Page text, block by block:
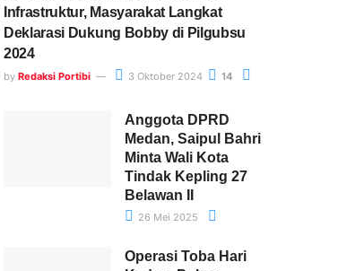
Infrastruktur, Masyarakat Langkat
Deklarasi Dukung Bobby di Pilgubsu
2024
by Redaksi Portibi 3 Oktober 2024 14
Anggota DPRD
Medan, Saipul Bahri
Minta Wali Kota
Tindak Kepling 27
Belawan II
26 Mei 2025
Operasi Toba Hari